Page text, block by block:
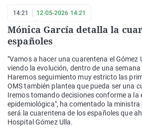
14:21 12-05-2026 14:21
Mónica García detalla la
españoles
"Vamos a hacer una cuarentena el Gómez
viendo la evolución, dentro de una
Haremos seguimiento muy estricto las
OMS también plantea que pueda ser una
Iremos tomando decisiones conforme a la
epidemiológica", ha comentado la ministra
será la cuarentena de los españoles que
Hospital Gómez Ulla.